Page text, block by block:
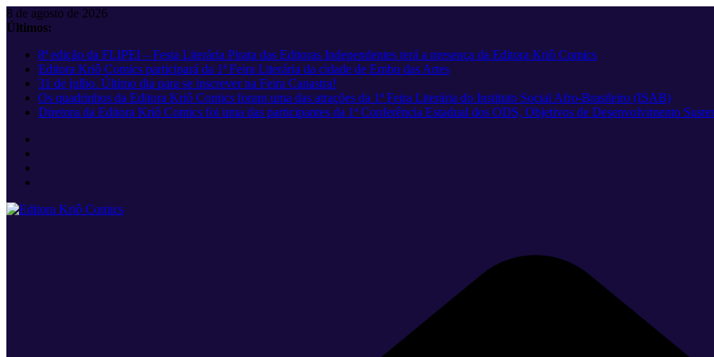
Pular
para
conteúdo
8 de agosto de 2026
Últimos:
8ª edição da FLIPEI – Festa Literária Pirata das Editoras Independentes terá a presença da Editora Kriô Comics
Editora Kriô Comics participará da 1ª Feira Literária da cidade de Embu das Artes
31 de julho. Último dia para se inscrever na Feira Canastra!
Os quadrinhos da Editora Kriô Comics foram uma das atrações da 1ª Feira Literária do Instituto Social Afro-Brasileiro (ISAB)
Diretora da Editora Kriô Comics foi uma das participantes da 1ª Conferência Estadual dos ODS, Objetivos de Desenvolvimento